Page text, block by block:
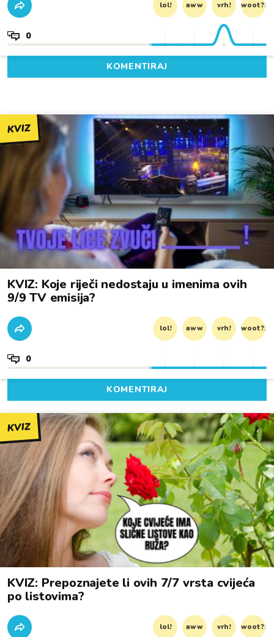
lol! aww vrh! woot?!
0
KOMENTIRAJ
KVIZ
KVIZ: Koje riječi nedostaju u imenima ovih
9/9 TV emisija?
lol! aww vrh! woot?!
0
KOMENTIRAJ
KVIZ
KVIZ: Prepoznajete li ovih 7/7 vrsta cvijeća
po listovima?
lol! aww vrh! woot?!